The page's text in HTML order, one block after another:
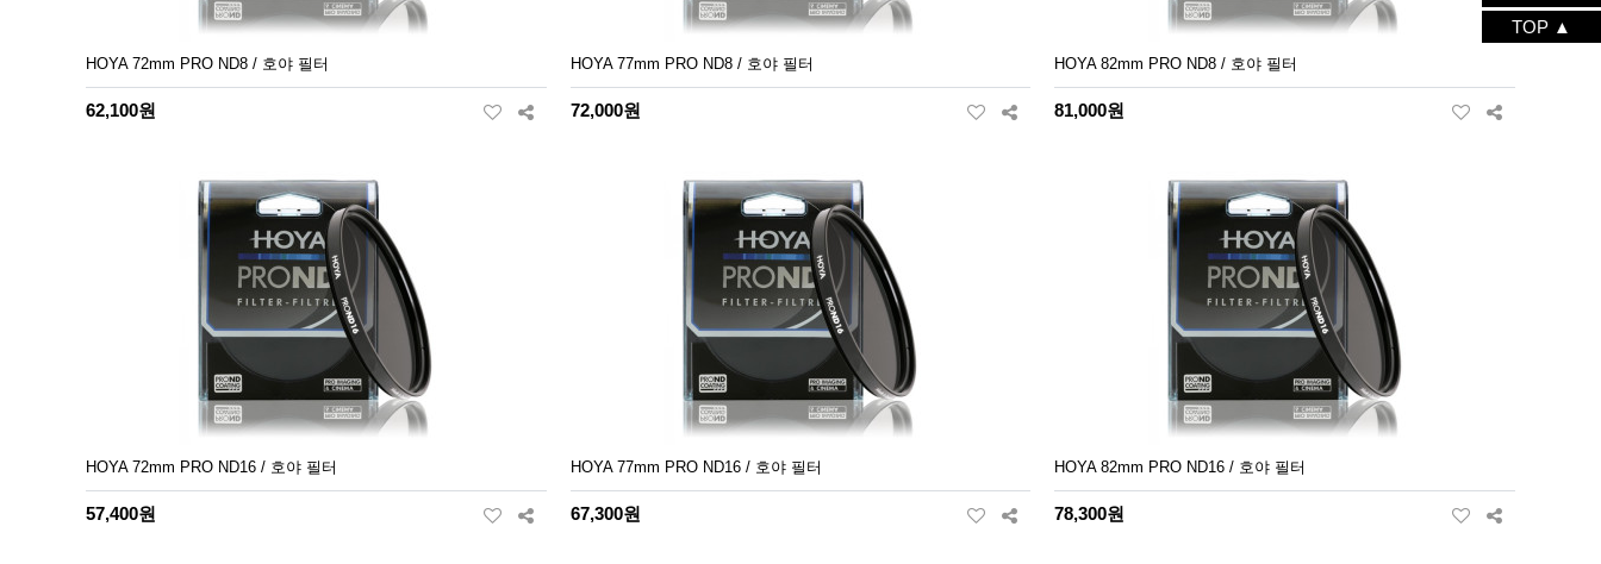
TOP ▲
HOYA 72mm PRO ND8 / 호야 필터
62,100원
HOYA 77mm PRO ND8 / 호야 필터
72,000원
HOYA 82mm PRO ND8 / 호야 필터
81,000원
HOYA 72mm PRO ND16 / 호야 필터
57,400원
HOYA 77mm PRO ND16 / 호야 필터
67,300원
HOYA 82mm PRO ND16 / 호야 필터
78,300원